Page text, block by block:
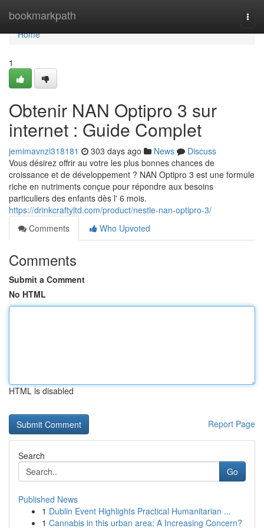
bookmarkpath
Home
Home
1
Obtenir NAN Optipro 3 sur
internet : Guide Complet
jemimavnzi318181 303 days ago News
Discuss
Vous désirez offrir au votre les plus bonnes chances de
croissance et de développement ? NAN Optipro 3 est une formule
riche en nutriments conçue pour répondre aux besoins
particuliers des enfants dès l' 6 mois.
https://drinkcraftyltd.com/product/nestle-nan-optipro-3/
Comments
Who Upvoted
Comments
Submit a Comment
No HTML
HTML is disabled
Report Page
Search
Go
Published News
1 Dublin Event Highlights Practical Humanitarian ...
1 Cannabis in this urban area: A Increasing Concern?